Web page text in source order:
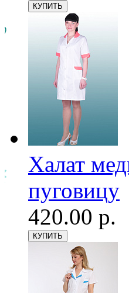
Халат
пуговицу
420.00 р.